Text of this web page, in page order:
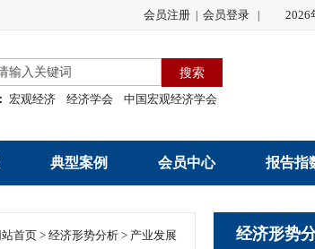
会员注册 会员登录 2026
宏观经济 经济学会 中国宏观经济学会
典型案例 会员中心 报告指
站首页 > 经济形势分析 > 产业发展 经济形势